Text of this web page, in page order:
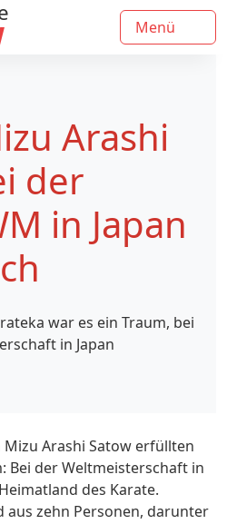
Menü
Arashi
der
in Japan
war es ein Traum, bei
in Japan
Arashi Satow erfüllten
Bei der Weltmeisterschaft in
des Karate.
aus zehn Personen, darunter